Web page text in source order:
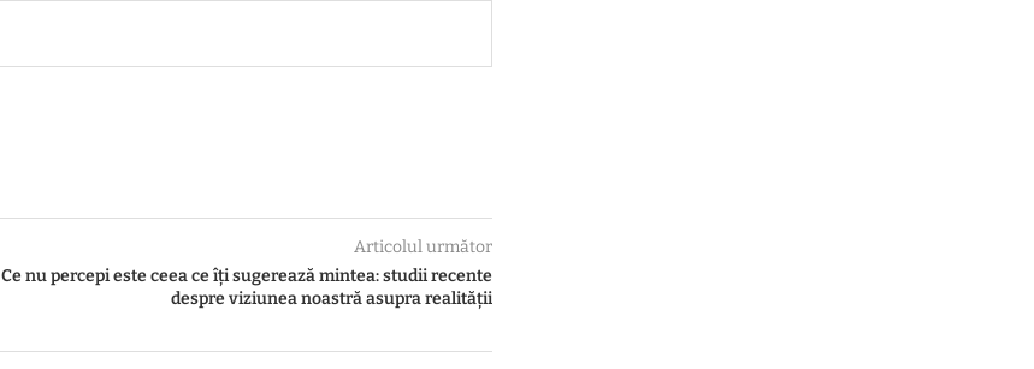
Articolul următor
Ce nu percepi este ceea ce îți sugerează mintea: studii recente
despre viziunea noastră asupra realității